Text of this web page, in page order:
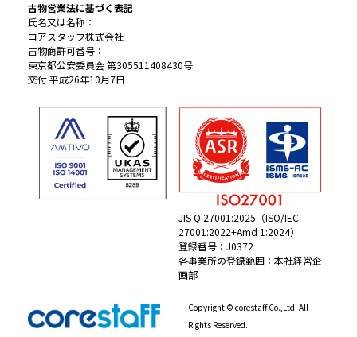
古物営業法に基づく表記
氏名又は名称：
コアスタッフ株式会社
古物商許可番号：
東京都公安委員会 第305511408430号
交付 平成26年10月7日
JIS Q 27001:2025（ISO/IEC
27001:2022+Amd 1:2024）
登録番号：J0372
各事業所の登録範囲：本社経営企
画部
Copyright © corestaff Co.,Ltd. All
Rights Reserved.